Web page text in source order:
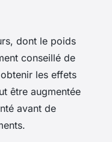
dont le poids
conseillé de
les effets
être augmentée
avant de